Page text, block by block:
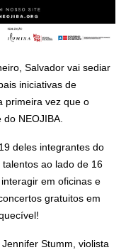
Salvador vai sediar
iniciativas de
primeira vez que o
NEOJIBA.
deles integrantes do
ao lado de 16
em oficinas e
gratuitos em
Stumm, violista